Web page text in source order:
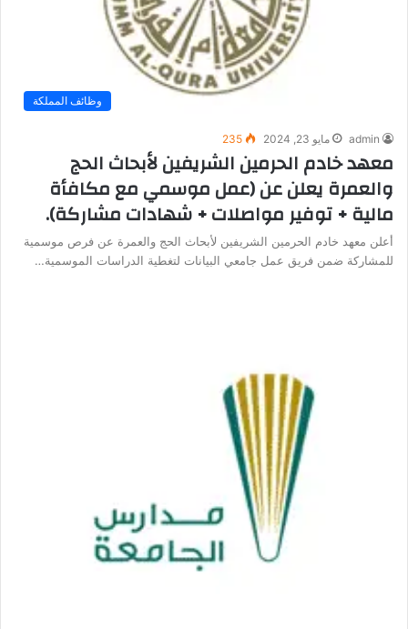
وظائف المملكة
admin مايو 23, 2024 235
معهد خادم الحرمين الشريفين لأبحاث الحج
والعمرة يعلن عن (عمل موسمي مع مكافأة
مالية + توفير مواصلات + شهادات مشاركة).
أعلن معهد خادم الحرمين الشريفين لأبحاث الحج والعمرة عن فرص موسمية
للمشاركة ضمن فريق عمل جامعي البيانات لتغطية الدراسات الموسمية…